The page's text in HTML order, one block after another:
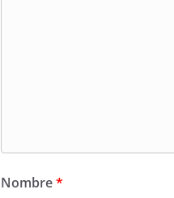
Nombre*